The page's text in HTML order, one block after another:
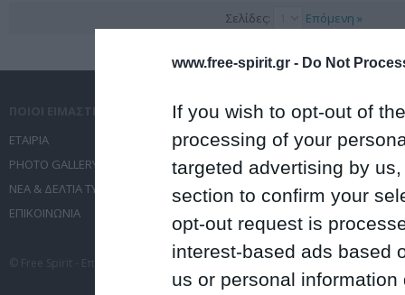
www.free-spirit.gr - Do Not
If you wish to opt-out of
processing of your
targeted advertising by
section to confirm your
opt-out request is
interest-based ads based
us or personal
Σελίδες: Επόμενη »
ΕΤΑΙΡΙΑ
PHOTO GALLERY
ΝΕΑ & ΔΕΛΤΙΑ ΤΥΠΟΥ
ΕΠΙΚΟΙΝΩΝΙΑ
ΤΙ ΚΑΝΟΥΜΕ
ΥΠΗΡΕΣΙΕΣ ΕΠΙΚΟΙΝΩΝΙΑΣ
ΔΙΟΡΓΑΝΩΣΗ ΕΚΔΗΛΩΣΕΩΝ
ΤΑΞΙΔΙΑ
© Free Spirit - Επικοινωνία - Οργάνωση Εκδηλώσεων - Ταξίδια 2012-2026